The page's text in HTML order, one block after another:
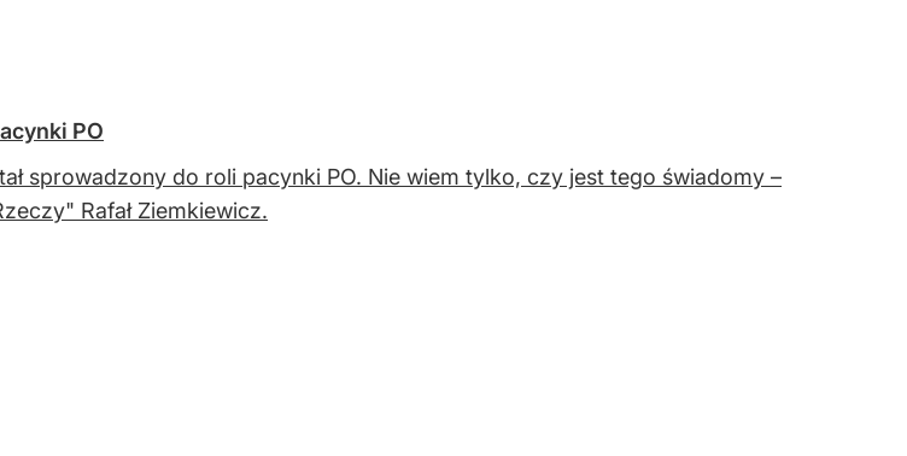
PO
sprowadzony do roli pacynki PO. Nie wiem tylko, czy jest tego świadomy –
Rafał Ziemkiewicz.